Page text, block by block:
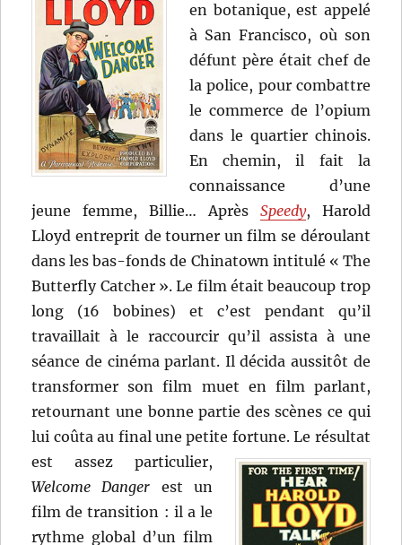
en botanique, est appelé
à San Francisco, où son
défunt père était chef de
la police, pour combattre
le commerce de l’opium
dans le quartier chinois.
En chemin, il fait la
connaissance d’une
jeune femme, Billie… Après Speedy, Harold
Lloyd entreprit de tourner un film se déroulant
dans les bas-fonds de Chinatown intitulé « The
Butterfly Catcher ». Le film était beaucoup trop
long (16 bobines) et c’est pendant qu’il
travaillait à le raccourcir qu’il assista à une
séance de cinéma parlant. Il décida aussitôt de
transformer son film muet en film parlant,
retournant une bonne partie des scènes ce qui
lui coûta au final une petite fortune.Le résultat
est assez particulier,
Welcome Danger est un
film de transition : il a le
rythme global d’un film